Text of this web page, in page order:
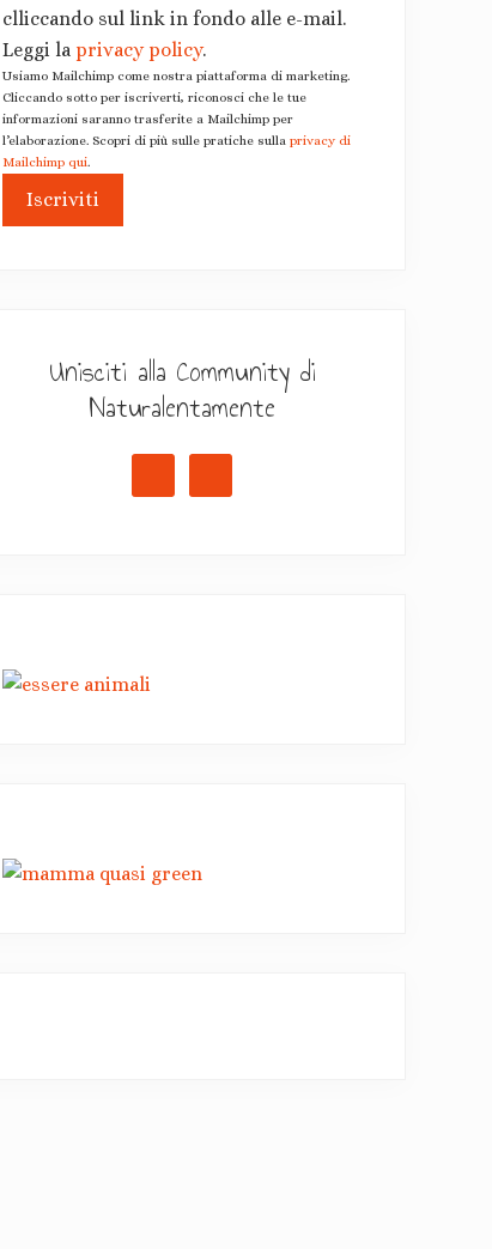
clliccando sul link in fondo alle e-mail.
Leggi la privacy policy.
Usiamo Mailchimp come nostra piattaforma di marketing.
Cliccando sotto per iscriverti, riconosci che le tue
informazioni saranno trasferite a Mailchimp per
l’elaborazione. Scopri di più sulle pratiche sulla privacy di
Mailchimp qui.
Unisciti alla Community di
Naturalentamente